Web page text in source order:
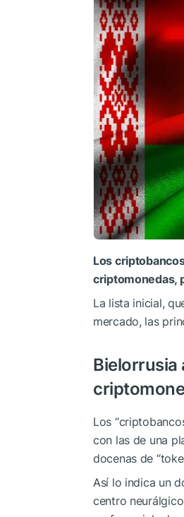
Los
criptomonedas,
La lista inicial,
mercado, las
Bielorrusia
Los
con las de una
docenas de
Así lo indica un
centro